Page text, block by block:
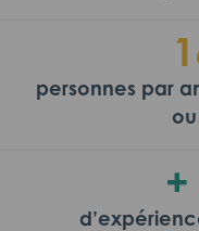
personnes par